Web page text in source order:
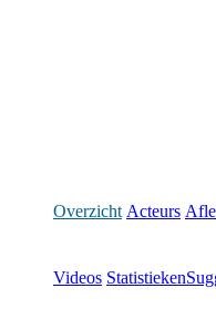
Overzicht Acteurs
Videos Statistieken